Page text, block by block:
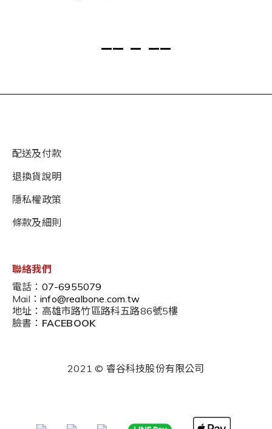
配送及付款
退換貨說明
隱私權政策
條款及細則
聯絡我們
電話： 07-6955079
Mail： info@realbone.com.tw
地址：高雄市路竹區路科五路86號5樓
臉書： FACEBOOK
2021 © 睿谷科技股份有限公司